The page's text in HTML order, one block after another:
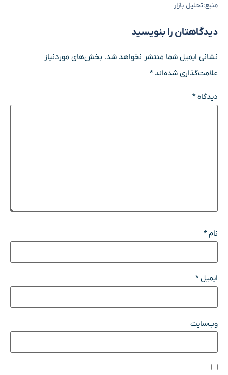
منبع:تحلیل بازار
دیدگاهتان را بنویسید
نشانی ایمیل شما منتشر نخواهد شد. بخش‌های موردنیاز
علامت‌گذاری شده‌اند*
دیدگاه*
نام*
ایمیل*
وب‌سایت